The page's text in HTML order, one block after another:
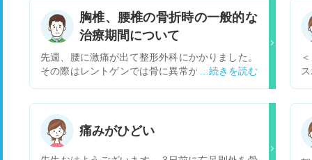
胸椎、腰椎の骨折時の一般的な
治療期間について
先週、腰に激痛が出て整形外科にかかりました。
その際はレントゲンでは骨に異常がなくギックリ
胸椎、腰椎が折れていることが分かりました。 原
因は不明なのですが転んでいたのかもしれませ
ん。 保存治療になり、今はコルセットができるま
でベットで安静にしているところです。 先生から
痛みがひどい